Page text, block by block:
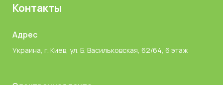
Контакты
Адрес
Украина, г. Киев, ул. Б. Васильковская, 62/64, 6 этаж